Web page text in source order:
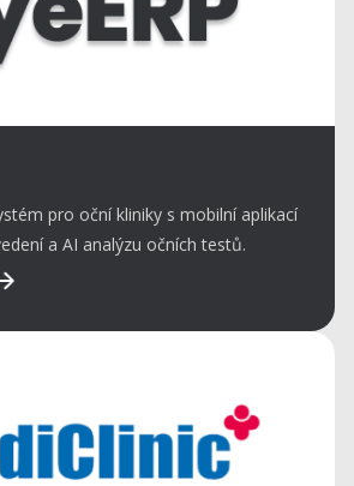
pro oční kliniky s mobilní aplikací
a AI analýzu očních testů.